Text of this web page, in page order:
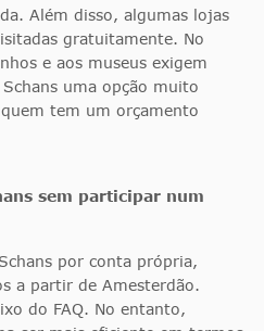
Além disso, algumas lojas
gratuitamente. No
e aos museus exigem
uma opção muito
tem um orçamento
sem participar num
por conta própria,
a partir de Amesterdão.
do FAQ. No entanto,